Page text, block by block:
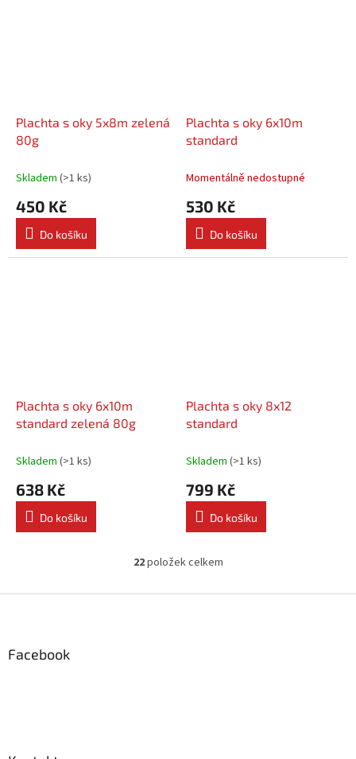
Plachta s oky 5x8m zelená
80g
Skladem (>1 ks)
450 Kč
Do košíku
Plachta s oky 6x10m
standard
Momentálně nedostupné
530 Kč
Do košíku
Plachta s oky 6x10m
standard zelená 80g
Skladem (>1 ks)
638 Kč
Do košíku
Plachta s oky 8x12
standard
Skladem (>1 ks)
799 Kč
Do košíku
O
l
22položek celkem
Facebook